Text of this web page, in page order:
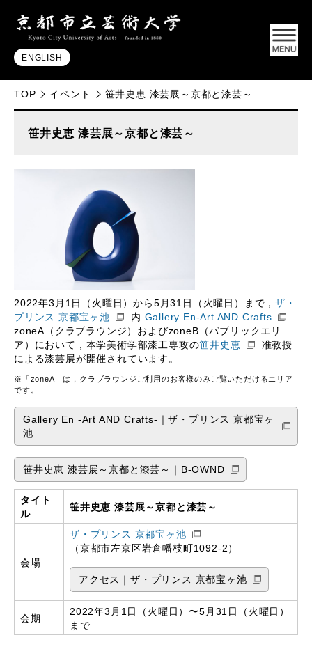
ENGLISH
TOP イベント 笹井史恵 漆芸展～京都と漆芸～
笹井史恵 漆芸展～京都と漆芸～
2022年3月1日（火曜日）から5月31日（火曜日）まで，ザ・
プリンス 京都宝ヶ池
内 Gallery En-Art AND Crafts
zoneA（クラブラウンジ）およびzoneB（パブリックエリ
ア）において，本学美術学部漆工専攻の笹井史恵
准教授
による漆芸展が開催されています。
※「zoneA」は，クラブラウンジご利用のお客様のみご覧いただけるエリア
です。
Gallery En -Art AND Crafts-｜ザ・プリンス 京都宝ヶ
池
笹井史恵 漆芸展～京都と漆芸～｜B-OWND
タイト
ル
笹井史恵 漆芸展～京都と漆芸～
会場
ザ・プリンス 京都宝ヶ池
（京都市左京区岩倉幡枝町1092-2）
アクセス｜ザ・プリンス 京都宝ヶ池
会期
2022年3月1日（火曜日）〜5月31日（火曜日）
まで